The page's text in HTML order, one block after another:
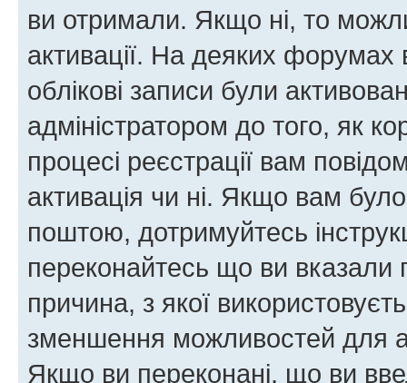
ви отримали. Якщо ні, то
активації. На деяких форумах
облікові записи були
адміністратором до того, як
процесі реєстрації вам
активація чи ні. Якщо вам
поштою, дотримуйтесь
переконайтесь що ви
причина, з якої
зменшення можливостей для
Якщо ви переконані, що ви